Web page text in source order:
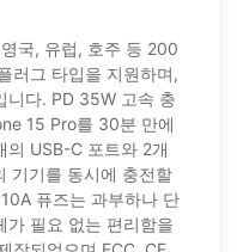
국, 유럽, 호주 등 200
러그 타입을 지원하며,
니다. PD 35W 고속 충
15 Pro를 30분 만에
USB-C 포트와 2개
기기를 동시에 충전할
퓨즈는 과부하나 단
가 필요 없는 편리함을